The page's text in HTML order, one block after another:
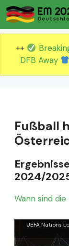
Zum
Inhalt
springen
++
DFB Away
Fußball
2024/
Wann sind
UEFA Nations